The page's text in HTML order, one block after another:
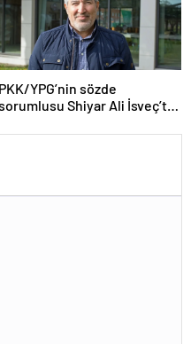
PKK/YPG’nin sözde
Shiyar Ali İsveç’te